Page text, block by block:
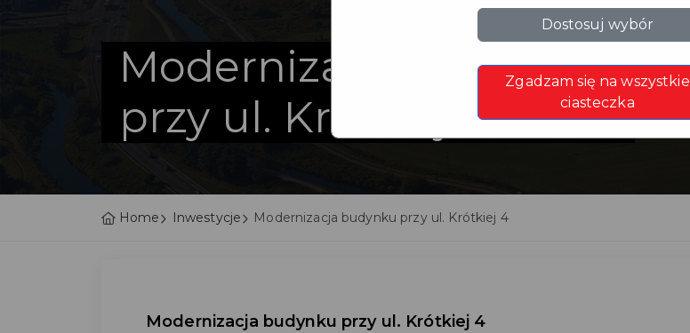
Modernizacja budynku
przy ul. Krótkiej 4
Home Inwestycje Modernizacja budynku przy ul. Krótkiej 4
Modernizacja budynku przy ul. Krótkiej 4
Dostosuj wybór
Zgadzam się na wszystkie
ciasteczka